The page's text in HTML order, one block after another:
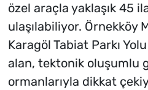
özel araçla yaklaşık 45
ulaşılabiliyor. Örnekköy
Karagöl Tabiat Parkı
alan, tektonik oluşumlu
ormanlarıyla dikkat